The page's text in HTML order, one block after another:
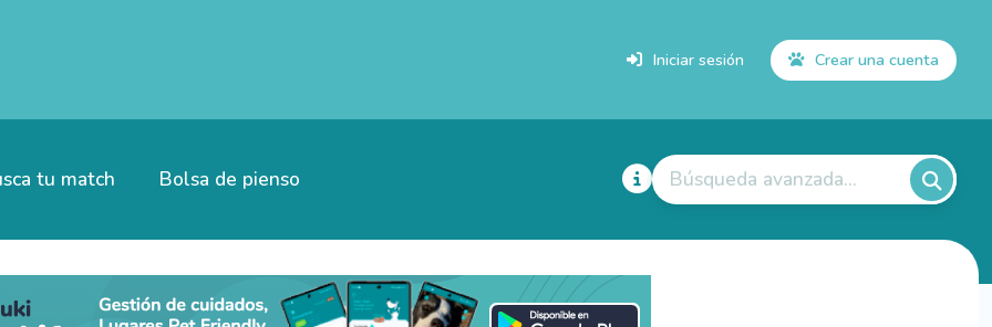
Iniciar sesión Crear una cuenta
tu match Bolsa de pienso Búsqueda avanzada...